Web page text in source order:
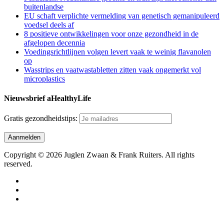
buitenlandse
EU schaft verplichte vermelding van genetisch gemanipuleerd
voedsel deels af
8 positieve ontwikkelingen voor onze gezondheid in de
afgelopen decennia
Voedingsrichtlijnen volgen levert vaak te weinig flavanolen
op
Wasstrips en vaatwastabletten zitten vaak ongemerkt vol
microplastics
Nieuwsbrief aHealthyLife
Gratis gezondheidstips:
Copyright © 2026 Juglen Zwaan & Frank Ruiters. All rights
reserved.